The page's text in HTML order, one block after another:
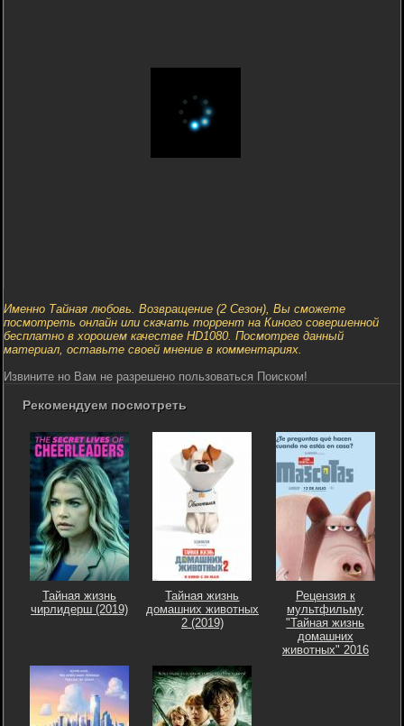
Именно Тайная любовь. Возвращение (2 Сезон), Вы сможете
посмотреть онлайн или скачать торрент на Киного совершенной
бесплатно в хорошем качестве HD1080. Посмотрев данный
материал, оставьте своей мнение в комментариях.
Извините но Вам не разрешено пользоваться Поиском!
Рекомендуем посмотреть
Тайная жизнь
чирлидерш (2019)
Тайная жизнь
домашних животных
2 (2019)
Рецензия к
мультфильму
"Тайная жизнь
домашних
животных" 2016